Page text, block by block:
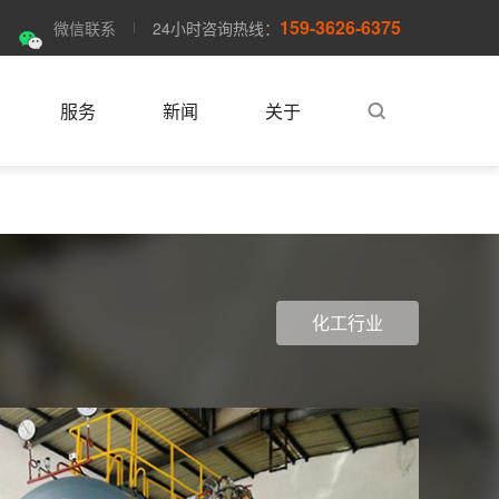
微信联系 24小时咨询热线： 159-3626-6375
服务 新闻 关于
化工行业